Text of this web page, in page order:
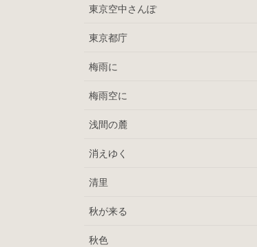
東京空中さんぽ
東京都庁
梅雨に
梅雨空に
浅間の麓
消えゆく
清里
秋が来る
秋色